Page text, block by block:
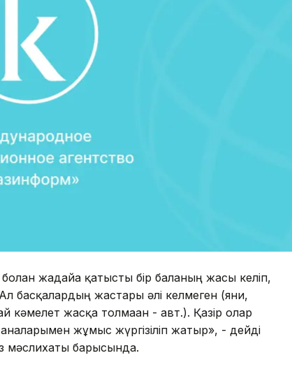
жағдайға қатысты бір баланың жасы келіп,
басқалардың жастары әлі келмеген (яғни,
кәмелет жасқа толмаған - авт.). Қазір олар
жұмыс жүргізіліп жатыр», - дейді
мәслихаты барысында.